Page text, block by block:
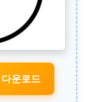
운로드